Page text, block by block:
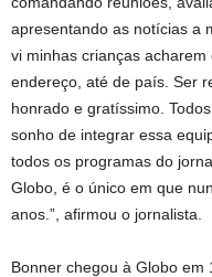
apresentando as notícias a
vi minhas crianças
endereço, até de país. Ser
honrado e gratíssimo.
sonho de integrar essa
todos os programas do
Globo, é o único em que
anos.”, afirmou o jornalista.
Bonner chegou à Globo em